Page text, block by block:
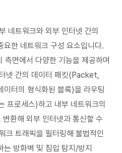
네트워크와 외부 인터넷 간의
한 네트워크 구성 요소입니다.
측면에서 다양한 기능을 제공하며
넷 간의 데이터 패킷(Packet,
이터의 형식화된 블록)을 라우팅
프로세스)하고 내부 네트워크의
환해 외부 인터넷과 통신할 수
크 트래픽을 필터링해 불법적인
방화벽 및 침입 탐지/방지